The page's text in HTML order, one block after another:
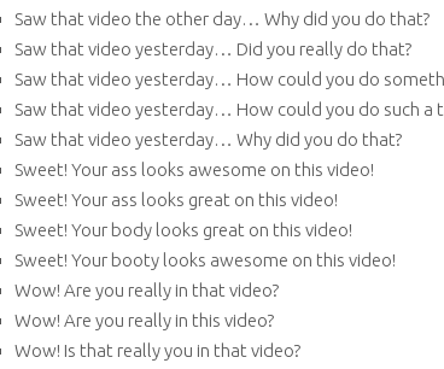
Saw that video the other day… Why did you do that?
Saw that video yesterday… Did you really do that?
Saw that video yesterday… How could you do
Saw that video yesterday… How could you do such a
Saw that video yesterday… Why did you do that?
Sweet! Your ass looks awesome on this video!
Sweet! Your ass looks great on this video!
Sweet! Your body looks great on this video!
Sweet! Your booty looks awesome on this video!
Wow! Are you really in that video?
Wow! Are you really in this video?
Wow! Is that really you in that video?